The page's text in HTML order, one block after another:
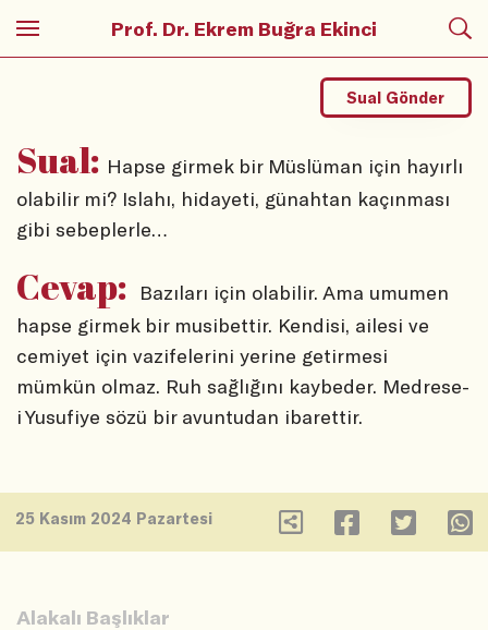
Prof. Dr. Ekrem Buğra Ekinci
Sual: Hapse girmek bir Müslüman için hayırlı
olabilir mi? Islahı, hidayeti, günahtan kaçınması
gibi sebeplerle…
Sual Gönder
Cevap:
Bazıları için olabilir. Ama umumen
hapse girmek bir musibettir. Kendisi, ailesi ve
cemiyet için vazifelerini yerine getirmesi
mümkün olmaz. Ruh sağlığını kaybeder. Medrese-
i Yusufiye sözü bir avuntudan ibarettir.
25 Kasım 2024 Pazartesi
Alakalı Başlıklar